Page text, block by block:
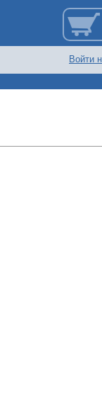
Войти